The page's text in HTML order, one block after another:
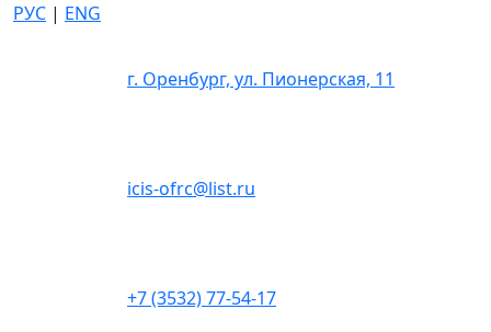
РУС | ENG
г. Оренбург, ул. Пионерская, 11
icis-ofrc@list.ru
+7 (3532) 77-54-17